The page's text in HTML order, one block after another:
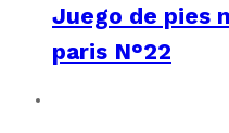
Juego de pies
paris N°22